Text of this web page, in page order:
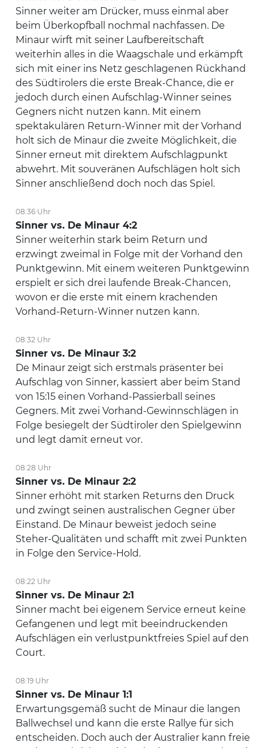
Sinner weiter am Drücker, muss einmal aber
beim Überkopfball nochmal nachfassen. De
Minaur wirft mit seiner Laufbereitschaft
weiterhin alles in die Waagschale und erkämpft
sich mit einer ins Netz geschlagenen Rückhand
des Südtirolers die erste Break-Chance, die er
jedoch durch einen Aufschlag-Winner seines
Gegners nicht nutzen kann. Mit einem
spektakulären Return-Winner mit der Vorhand
holt sich de Minaur die zweite Möglichkeit, die
Sinner erneut mit direktem Aufschlagpunkt
abwehrt. Mit souveränen Aufschlägen holt sich
Sinner anschließend doch noch das Spiel.
08:36 Uhr
Sinner vs. De Minaur 4:2
Sinner weiterhin stark beim Return und
erzwingt zweimal in Folge mit der Vorhand den
Punktgewinn. Mit einem weiteren Punktgewinn
erspielt er sich drei laufende Break-Chancen,
wovon er die erste mit einem krachenden
Vorhand-Return-Winner nutzen kann.
08:32 Uhr
Sinner vs. De Minaur 3:2
De Minaur zeigt sich erstmals präsenter bei
Aufschlag von Sinner, kassiert aber beim Stand
von 15:15 einen Vorhand-Passierball seines
Gegners. Mit zwei Vorhand-Gewinnschlägen in
Folge besiegelt der Südtiroler den Spielgewinn
und legt damit erneut vor.
08:28 Uhr
Sinner vs. De Minaur 2:2
Sinner erhöht mit starken Returns den Druck
und zwingt seinen australischen Gegner über
Einstand. De Minaur beweist jedoch seine
Steher-Qualitäten und schafft mit zwei Punkten
in Folge den Service-Hold.
08:22 Uhr
Sinner vs. De Minaur 2:1
Sinner macht bei eigenem Service erneut keine
Gefangenen und legt mit beeindruckenden
Aufschlägen ein verlustpunktfreies Spiel auf den
Court.
08:19 Uhr
Sinner vs. De Minaur 1:1
Erwartungsgemäß sucht de Minaur die langen
Ballwechsel und kann die erste Rallye für sich
entscheiden. Doch auch der Australier kann freie